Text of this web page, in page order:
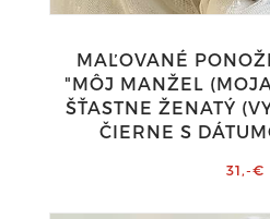
MAĽOVANÉ
"MÔJ MANŽEL
ŠŤASTNE ŽENATÝ
ČIERNE S
31,-€